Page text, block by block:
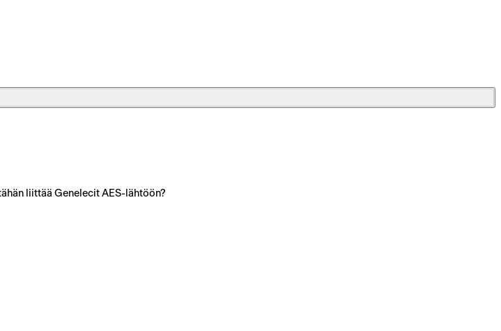
liittää Genelecit AES-lähtöön?